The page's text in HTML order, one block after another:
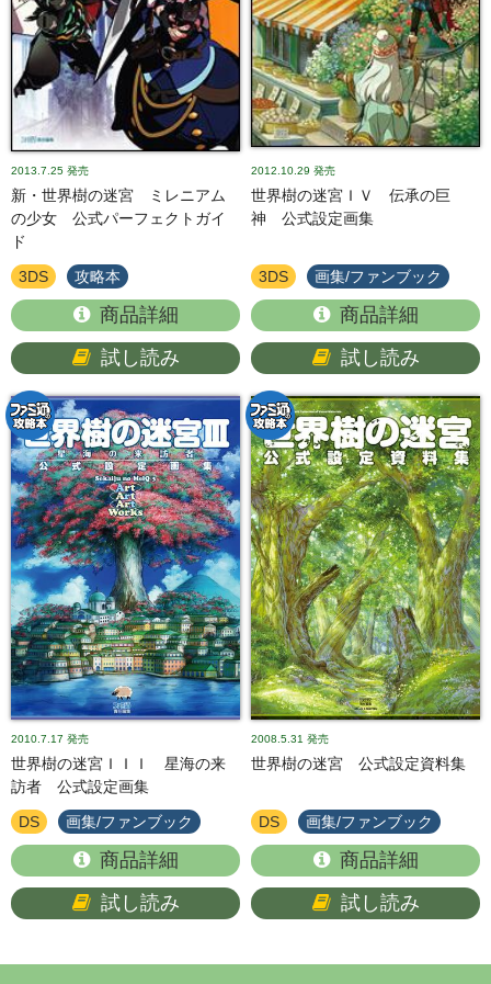
2013.7.25 発売
新・世界樹の迷宮 ミレニアム
の少女 公式パーフェクトガイ
ド
3DS 攻略本
商品詳細
試し読み
2012.10.29 発売
世界樹の迷宮ＩＶ 伝承の巨
神 公式設定画集
3DS 画集/ファンブック
商品詳細
試し読み
2010.7.17 発売
世界樹の迷宮ＩＩＩ 星海の来
訪者 公式設定画集
DS 画集/ファンブック
商品詳細
試し読み
2008.5.31 発売
世界樹の迷宮 公式設定資料集
DS 画集/ファンブック
商品詳細
試し読み